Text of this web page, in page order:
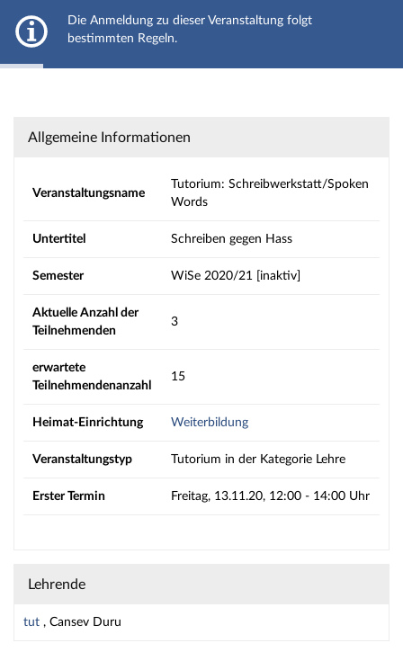
Hauptnavigation
JLU Gießen
Tutorium: Schreibwerkstatt/Spoken Words
Allgemeine Informationen
Veranstaltungsname
Tutorium: Schreibwerkstatt/Spoken
Words
Untertitel Schreiben gegen Hass
Semester WiSe 2020/21 [inaktiv]
Aktuelle Anzahl der
Teilnehmenden
3
erwartete
Teilnehmendenanzahl
15
Heimat-Einrichtung Weiterbildung
Veranstaltungstyp Tutorium in der Kategorie Lehre
Erster Termin Freitag, 13.11.20, 12:00 - 14:00 Uhr
Lehrende
tut , Cansev Duru
Die Anmeldung zu dieser Veranstaltung folgt
bestimmten Regeln.